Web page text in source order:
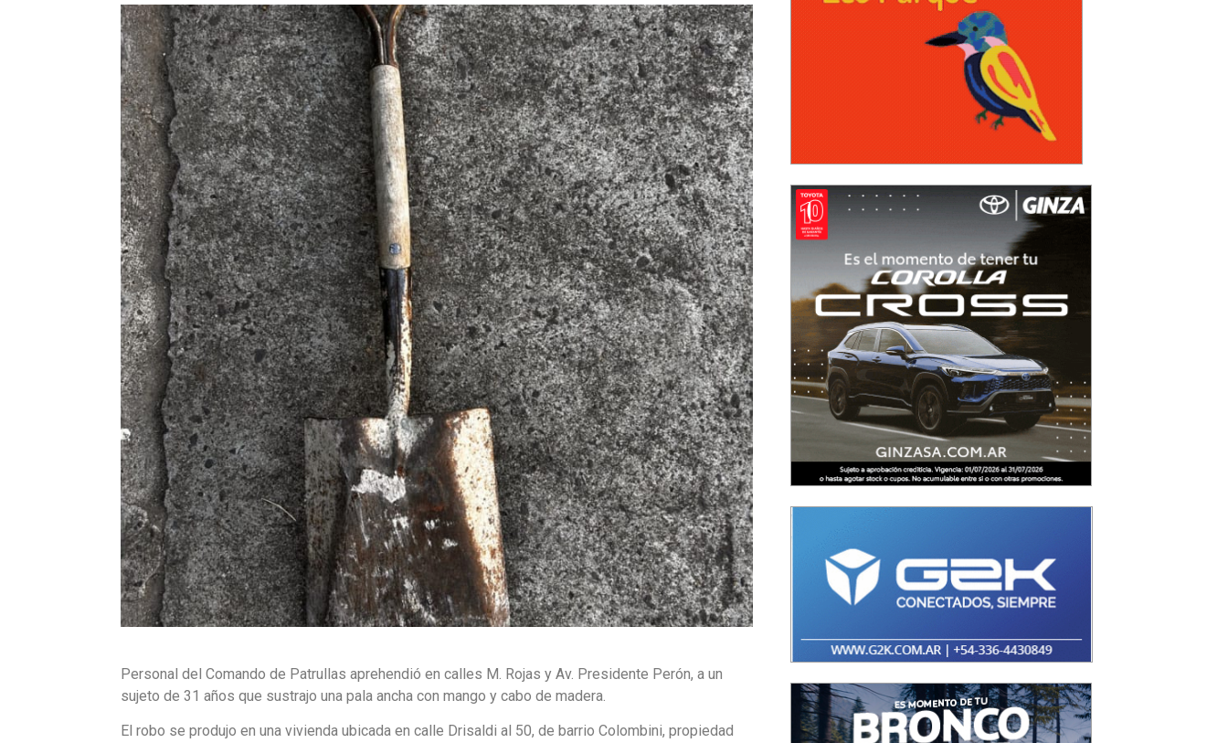
Personal del Comando de Patrullas aprehendió en calles M. Rojas y Av. Presidente Perón, a un
sujeto de 31 años que sustrajo una pala ancha con mango y cabo de madera.
El robo se produjo en una vivienda ubicada en calle Drisaldi al 50, de barrio Colombini, propiedad